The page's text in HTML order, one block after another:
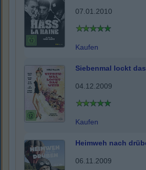
07.01.2010
Kaufen
Siebenmal lockt
04.12.2009
Kaufen
Heimweh nach
06.11.2009